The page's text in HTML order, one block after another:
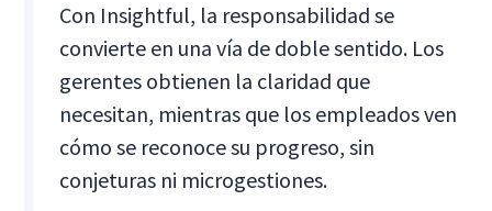
Con Insightful, la responsabilidad se
convierte en una vía de doble sentido. Los
gerentes obtienen la claridad que
necesitan, mientras que los empleados ven
cómo se reconoce su progreso, sin
conjeturas ni microgestiones.